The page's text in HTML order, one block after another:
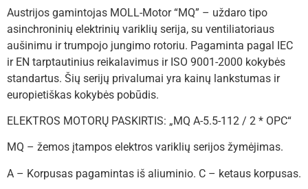
Austrijos gamintojas MOLL-Motor “MQ” – uždaro tipo
asinchroninių elektrinių variklių serija, su ventiliatoriaus
aušinimu ir trumpojo jungimo rotoriu. Pagaminta pagal IEC
ir EN tarptautinius reikalavimus ir ISO 9001-2000 kokybės
standartus. Šių serijų privalumai yra kainų lankstumas ir
europietiškas kokybės pobūdis.
ELEKTROS MOTORŲ PASKIRTIS: „MQ A-5.5-112 / 2 * OPC“
MQ – žemos įtampos elektros variklių serijos žymėjimas.
A – Korpusas pagamintas iš aliuminio. C – ketaus korpusas.